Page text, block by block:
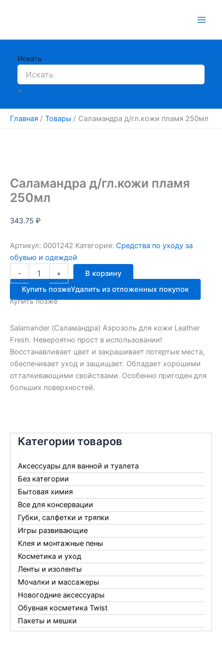
Искать
×
Главная Товары Саламандра д/гл.кожи пламя 250мл
Категории товаров
Аксессуары для ванной и туалета
Без категории
Бытовая химия
Все для консервации
Губки, салфетки и тряпки
Игры развивающие
Клея и монтажные пены
Косметика и уход
Ленты и изоленты
Мочалки и массажеры
Новогодние аксессуары
Обувная косметика Twist
Пакеты и мешки
Перчатки
Саламандра д/гл.кожи пламя
250мл
343.75 ₽
Артикул: 0001242 Категория: Средства по уходу за
обувью и одеждой
-
Количество
товара
Саламандра
д/
гл.кожи
250мл
+
В корзину
Купить позжеУдалить из отложенных покупок
Купить позже
Salamander (Саламандра) Аэрозоль для кожи Leather
Fresh. Невероятно прост в использовании!
Восстанавливает цвет и закрашивает потертые места,
обеспечивает уход и защищает. Обладает хорошими
отталкивающими свойствами. Особенно пригоден для
больших поверхностей.